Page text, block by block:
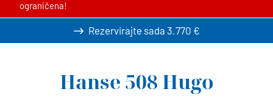
ograničena!
Rezervirajte sada 3.770 €
Hanse 508 Hugo